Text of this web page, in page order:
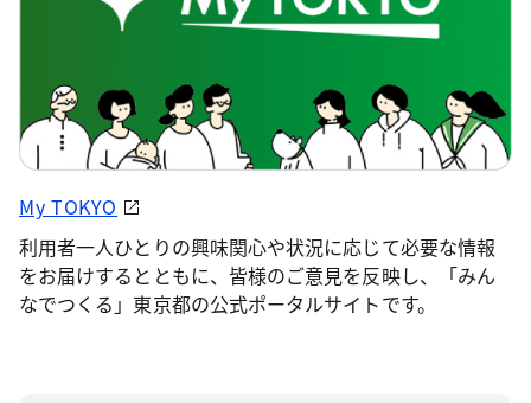
My TOKYO
利用者一人ひとりの興味関心や状況に応じて必要な情報
をお届けするとともに、皆様のご意見を反映し、「みん
なでつくる」東京都の公式ポータルサイトです。